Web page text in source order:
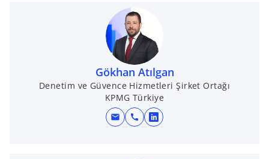
s
i
n
a
n
e
Gökhan Atılgan
Denetim ve Güvence Hizmetleri Şirket Ortağı
KPMG Türkiye
mail call
o